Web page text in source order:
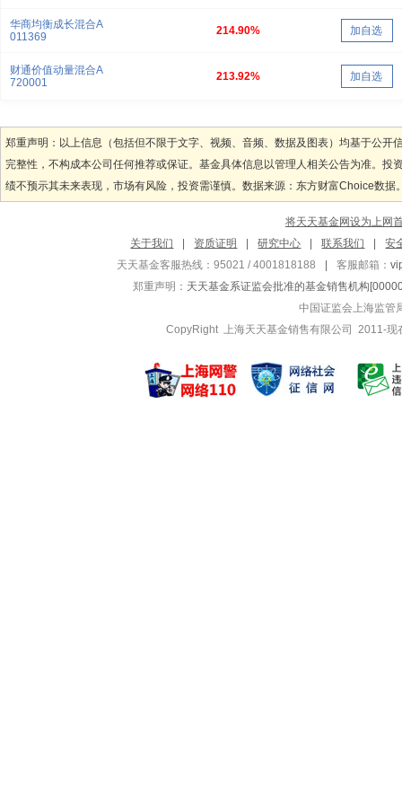
华商均衡成长混合A
011369
214.90% 加自选
财通价值动量混合A
720001
213.92% 加自选
郑重声明：以上信息（包括但不限于文字、视频、音频、数据及图表）均基于公
完整性，不构成本公司任何推荐或保证。基金具体信息以管理人相关公告为准。
绩不预示其未来表现，市场有风险，投资需谨慎。数据来源：东方财富Choice数据
将天天基金网设为上网
关于我们
资质证明 研究中心 联系我们
安
天天基金客服热线：95021 / 4001818188
客服邮箱：
郑重声明： 天天基金系证监会批准的基金销售机构
中国证监会上海监管
CopyRight 上海天天基金销售有限公司 2011-